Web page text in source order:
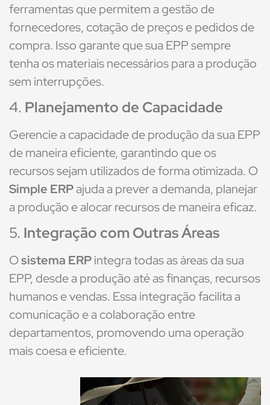
ferramentas que permitem a gestão de
fornecedores, cotação de preços e pedidos de
compra. Isso garante que sua EPP sempre
tenha os materiais necessários para a produção
sem interrupções.
4. Planejamento de Capacidade
Gerencie a capacidade de produção da sua EPP
de maneira eficiente, garantindo que os
recursos sejam utilizados de forma otimizada. O
Simple ERPajuda a prever a demanda, planejar
a produção e alocar recursos de maneira eficaz.
5. Integração com Outras Áreas
Osistema ERPintegra todas as áreas da sua
EPP, desde a produção até as finanças, recursos
humanos e vendas. Essa integração facilita a
comunicação e a colaboração entre
departamentos, promovendo uma operação
mais coesa e eficiente.